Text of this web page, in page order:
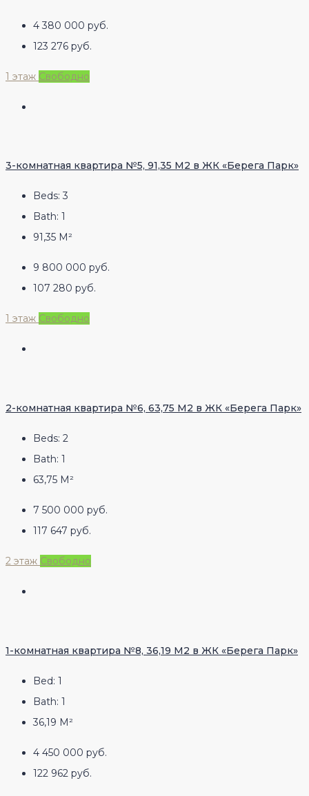
4 380 000 руб.
123 276 руб.
1 этаж Свободно
3-комнатная квартира №5, 91,35 М2 в ЖК «Берега Парк»
Beds: 3
Bath: 1
91,35 М²
9 800 000 руб.
107 280 руб.
1 этаж Свободно
2-комнатная квартира №6, 63,75 М2 в ЖК «Берега Парк»
Beds: 2
Bath: 1
63,75 М²
7 500 000 руб.
117 647 руб.
2 этаж Свободно
1-комнатная квартира №8, 36,19 М2 в ЖК «Берега Парк»
Bed: 1
Bath: 1
36,19 М²
4 450 000 руб.
122 962 руб.